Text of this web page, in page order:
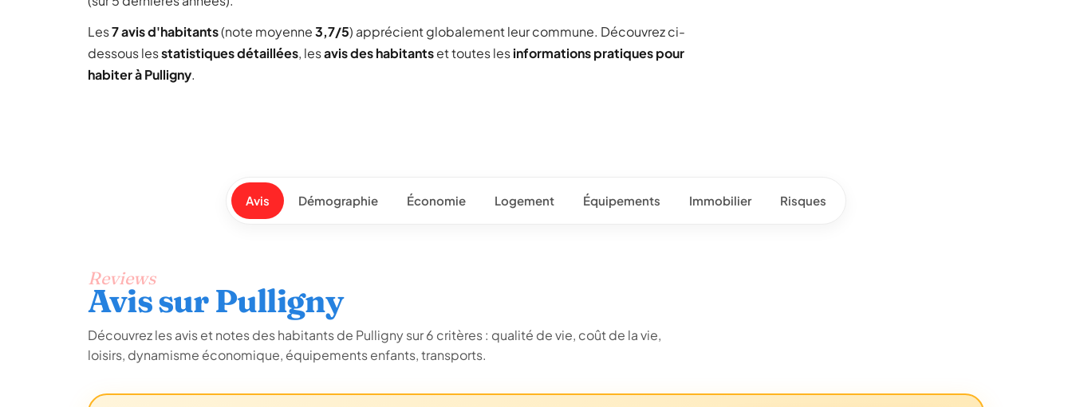
Les7 avis d'habitants(note moyenne3,7/5) apprécient globalement leur commune. Découvrez ci-
dessous lesstatistiques détaillées, lesavis des habitantset toutes lesinformations pratiques pour
habiter à Pulligny.
Avis Démographie Économie Logement Équipements Immobilier Risques
Reviews
Avis sur Pulligny
Découvrez les avis et notes des habitants de Pulligny sur 6 critères : qualité de vie, coût de la vie,
loisirs, dynamisme économique, équipements enfants, transports.